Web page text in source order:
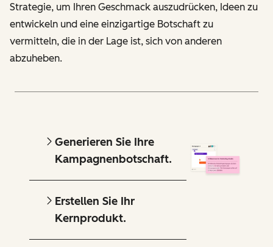
Strategie, um Ihren Geschmack auszudrücken, Ideen zu
entwickeln und eine einzigartige Botschaft zu
vermitteln, die in der Lage ist, sich von anderen
abzuheben.
Generieren Sie Ihre
Kampagnenbotschaft.
Erstellen Sie Ihr
Kernprodukt.